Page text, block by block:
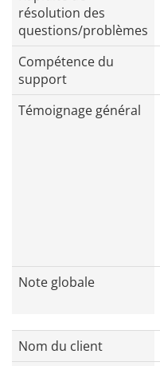
résolution des
questions/problèmes
Compétence du
support
Témoignage général
Note globale
Nom du client